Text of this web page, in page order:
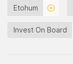
Etohum
Invest On Board